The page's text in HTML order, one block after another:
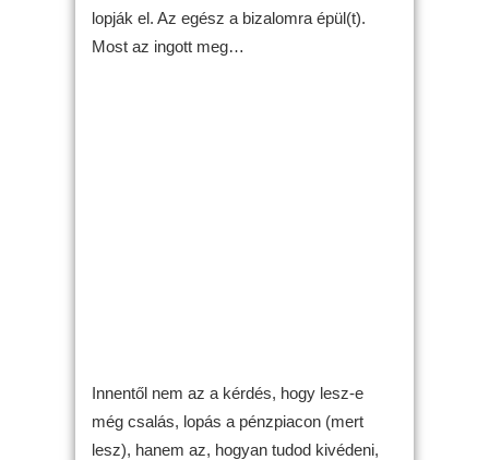
lopják el. Az egész a bizalomra épül(t).
Most az ingott meg…
Innentől nem az a kérdés, hogy lesz-e
még csalás, lopás a pénzpiacon (mert
lesz), hanem az, hogyan tudod kivédeni,